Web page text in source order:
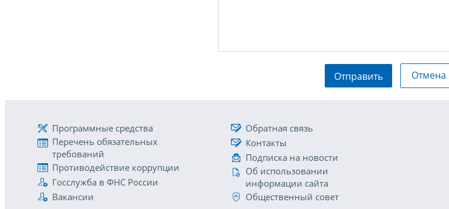
Отправить Отмена
Программные средства
Перечень обязательных
требований
Противодействие коррупции
Госслужба в ФНС России
Вакансии
Обратная связь
Контакты
Подписка на новости
Об использовании
информации сайта
Общественный совет